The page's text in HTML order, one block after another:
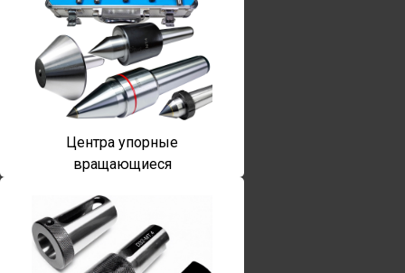
Центра упорные
вращающиеся